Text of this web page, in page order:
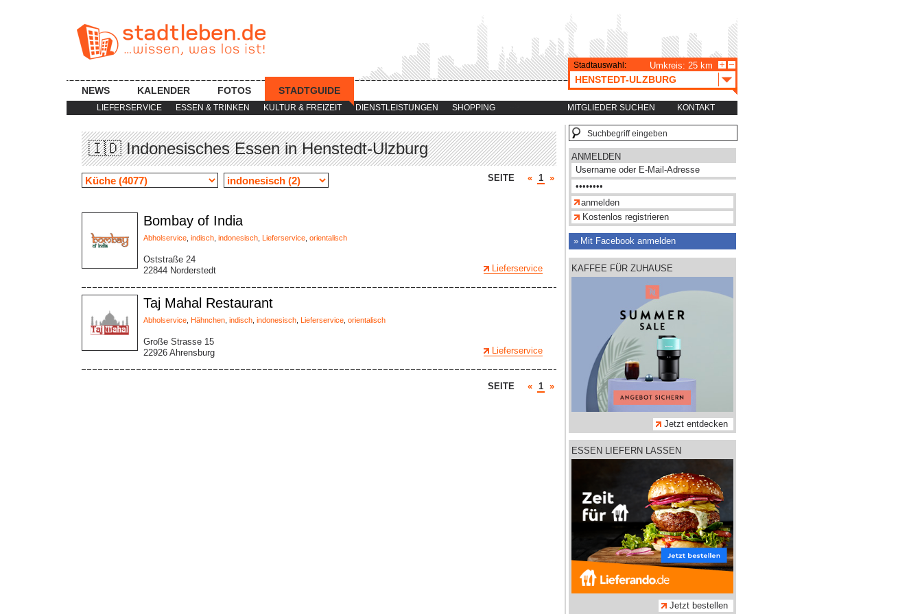
LIEFERSERVICE ESSEN & TRINKEN KULTUR & FREIZEIT DIENSTLEISTUNGEN SHOPPING MITGLIEDER SUCHEN KONTAKT
NEWS KALENDER FOTOS STADTGUIDE
Stadtauswahl: Umkreis: 25 km
HENSTEDT-ULZBURG
🇮🇩 Indonesisches Essen in Henstedt-Ulzburg
SEITE « 1 »
Bombay of India
Abholservice indisch indonesisch Lieferservice orientalisch
Oststraße 24
22844 Norderstedt
Lieferservice
Taj Mahal Restaurant
Abholservice Hähnchen indisch indonesisch Lieferservice orientalisch
Große Strasse 15
22926 Ahrensburg
Lieferservice
SEITE « 1 »
ANMELDEN
Kostenlos registrieren
Mit Facebook anmelden
KAFFEE FÜR ZUHAUSE
Jetzt entdecken
ESSEN LIEFERN LASSEN
Jetzt bestellen